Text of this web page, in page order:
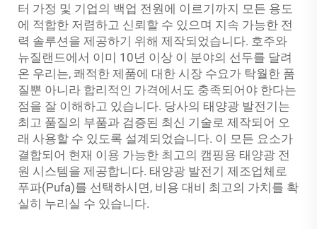
터 가정 및 기업의 백업 전원에 이르기까지 모든 용도
에 적합한 저렴하고 신뢰할 수 있으며 지속 가능한 전
력 솔루션을 제공하기 위해 제작되었습니다. 호주와
뉴질랜드에서 이미 10년 이상 이 분야의 선두를 달려
온 우리는, 쾌적한 제품에 대한 시장 수요가 탁월한 품
질뿐 아니라 합리적인 가격에서도 충족되어야 한다는
점을 잘 이해하고 있습니다. 당사의 태양광 발전기는
최고 품질의 부품과 검증된 최신 기술로 제작되어 오
래 사용할 수 있도록 설계되었습니다. 이 모든 요소가
결합되어 현재 이용 가능한 최고의 캠핑용 태양광 전
원 시스템을 제공합니다. 태양광 발전기 제조업체로
푸파(Pufa)를 선택하시면, 비용 대비 최고의 가치를 확
실히 누리실 수 있습니다.